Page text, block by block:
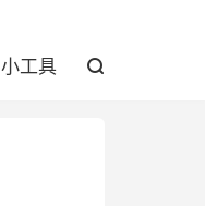
小工具 